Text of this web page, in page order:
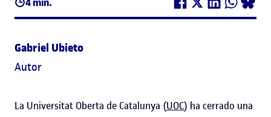
Gabriel Ubieto
Autor
La Universitat Oberta de Catalunya (UOC) ha cerrado una